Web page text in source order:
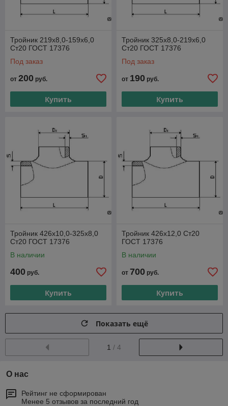
Тройник 219х8,0-159х6,0
Ст20 ГОСТ 17376
Под заказ
от 200 руб.
Купить
Тройник 325х8,0-219х6,0
Ст20 ГОСТ 17376
Под заказ
от 190 руб.
Купить
Тройник 426х10,0-325х8,0
Ст20 ГОСТ 17376
В наличии
400 руб.
Купить
Тройник 426х12,0 Ст20
ГОСТ 17376
В наличии
от 700 руб.
Купить
Показать ещё
1 / 4
О нас
Рейтинг не сформирован
Менее 5 отзывов за последний год